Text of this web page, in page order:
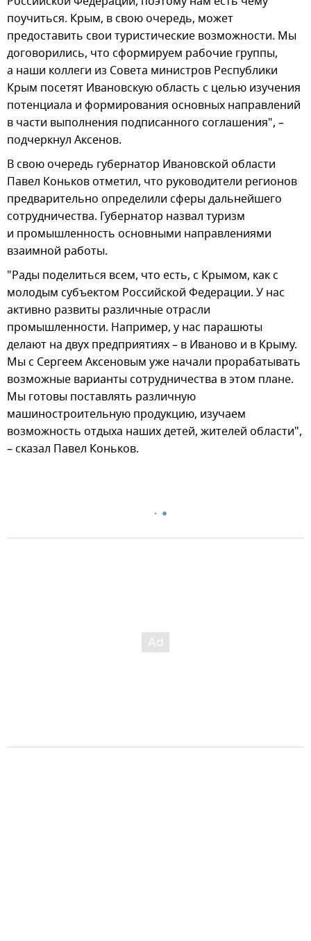
поучиться. Крым, в свою очередь, может
предоставить свои туристические возможности. Мы
договорились, что сформируем рабочие группы,
а наши коллеги из Совета министров Республики
Крым посетят Ивановскую область с целью изучения
потенциала и формирования основных направлений
в части выполнения подписанного соглашения", –
подчеркнул Аксенов.
В свою очередь губернатор Ивановской области
Павел Коньков отметил, что руководители регионов
предварительно определили сферы дальнейшего
сотрудничества. Губернатор назвал туризм
и промышленность основными направлениями
взаимной работы.
"Рады поделиться всем, что есть, с Крымом, как с
молодым субъектом Российской Федерации. У нас
активно развиты различные отрасли
промышленности. Например, у нас парашюты
делают на двух предприятиях – в Иваново и в Крыму.
Мы с Сергеем Аксеновым уже начали прорабатывать
возможные варианты сотрудничества в этом плане.
Мы готовы поставлять различную
машиностроительную продукцию, изучаем
возможность отдыха наших детей, жителей области",
– сказал Павел Коньков.